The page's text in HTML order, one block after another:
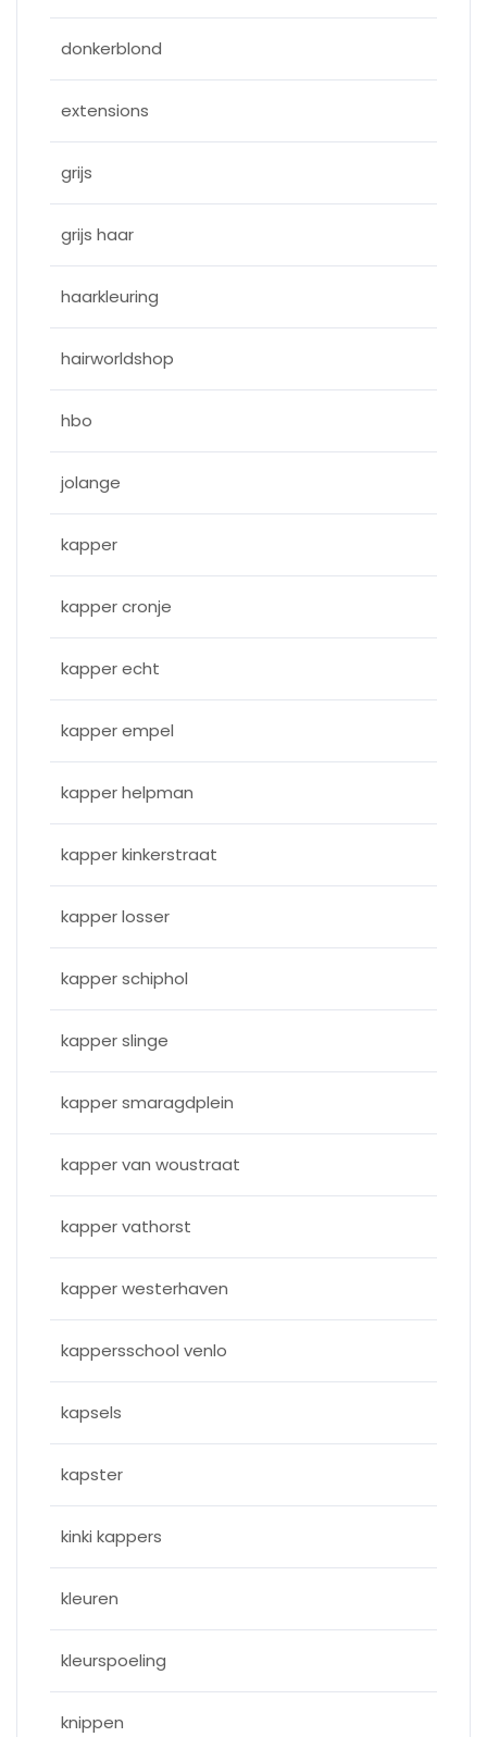
donkerblond
extensions
grijs
grijs haar
haarkleuring
hairworldshop
hbo
jolange
kapper
kapper cronje
kapper echt
kapper empel
kapper helpman
kapper kinkerstraat
kapper losser
kapper schiphol
kapper slinge
kapper smaragdplein
kapper van woustraat
kapper vathorst
kapper westerhaven
kappersschool venlo
kapsels
kapster
kinki kappers
kleuren
kleurspoeling
knippen